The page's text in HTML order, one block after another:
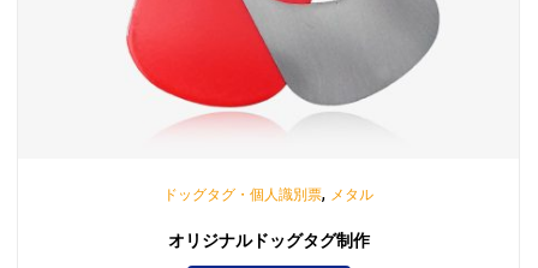
ドッグタグ・個人識別票, メタル
オリジナルドッグタグ制作